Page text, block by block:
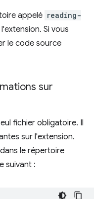
appelé reading-
Si vous
le code source
sur
fichier obligatoire. Il
sur l'extension.
dans le répertoire
suivant :